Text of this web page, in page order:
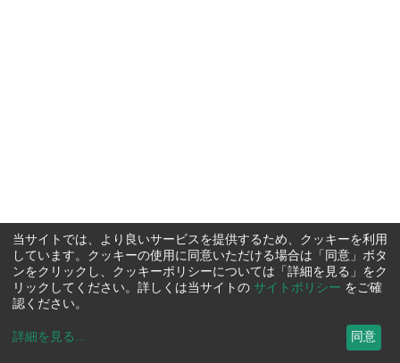
当サイトでは、より良いサービスを提供するため、クッキーを利用
しています。クッキーの使用に同意いただける場合は「同意」ボタ
ンをクリックし、クッキーポリシーについては「詳細を見る」をク
リックしてください。詳しくは当サイトの サイトポリシー をご確
認ください。
詳細を見る ... 同意